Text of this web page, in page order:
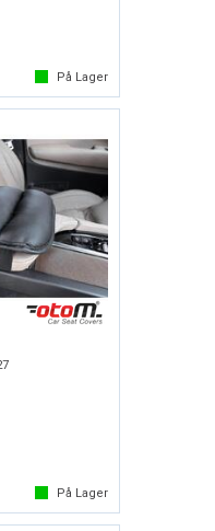
På Lager
På Lager